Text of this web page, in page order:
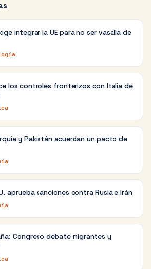
integrar la UE para no ser vasalla de
los controles fronterizos con Italia de
y Pakistán acuerdan un pacto de
aprueba sanciones contra Rusia e Irán
Congreso debate migrantes y